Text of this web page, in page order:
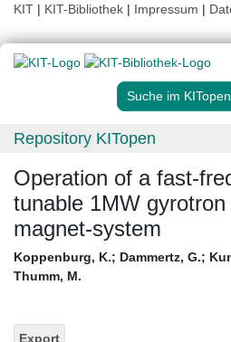
KIT | KIT-Bibliothek | Impressum |
Suche im
Repository KITopen
Operation of a fast-
tunable 1MW
magnet-system
Koppenburg, K.; Dammertz, G.;
Thumm, M.
Export